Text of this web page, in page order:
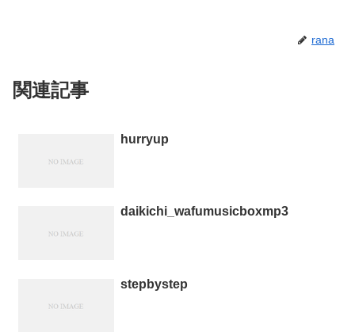
rana
関連記事
hurryup
daikichi_wafumusicboxmp3
stepbystep